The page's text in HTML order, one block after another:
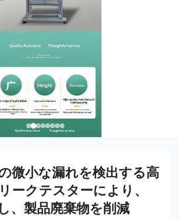
微小な漏れを検出する高
ークテスターに​​より、
、製品廃棄物を削減